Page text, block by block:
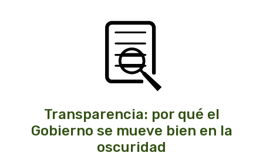
Transparencia: por qué el
Gobierno se mueve bien en la
oscuridad